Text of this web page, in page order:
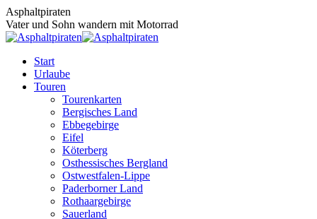
Zum
Inhalt
springen
Asphaltpiraten
Vater und Sohn wandern mit Motorrad
Start
Urlaube
Touren
Tourenkarten
Bergisches Land
Ebbegebirge
Eifel
Köterberg
Osthessisches Bergland
Ostwestfalen-Lippe
Paderborner Land
Rothaargebirge
Sauerland